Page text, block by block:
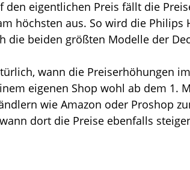
den eigentlichen Preis fällt die
höchsten aus. So wird die Philips
die beiden größten Modelle der
wann die Preiserhöhungen
eigenen Shop wohl ab dem 1.
wie Amazon oder Proshop
dort die Preise ebenfalls